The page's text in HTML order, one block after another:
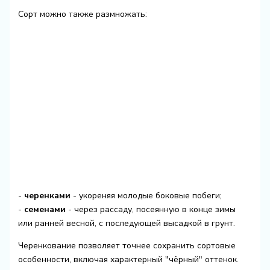
Сорт можно также размножать:
- черенками - укореняя молодые боковые побеги;
- семенами - через рассаду, посеянную в конце зимы
или ранней весной, с последующей высадкой в грунт.
Черенкование позволяет точнее сохранить сортовые
особенности, включая характерный "чёрный" оттенок.